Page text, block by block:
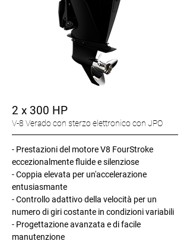
2 x 300 HP
V-8 Verado con sterzo elettronico con JPO
- Prestazioni del motore V8 FourStroke
eccezionalmente fluide e silenziose
- Coppia elevata per un'accelerazione
entusiasmante
- Controllo adattivo della velocità per un
numero di giri costante in condizioni variabili
- Progettazione avanzata e di facile
manutenzione